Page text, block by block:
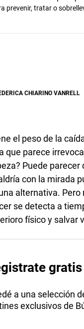
prevenir, tratar o
CHIARINO VANRELL
el peso de la
que parece
Puede
con la mirada
alternativa. Pero
se detecta a
físico y salvar
a una selección
exclusivos de